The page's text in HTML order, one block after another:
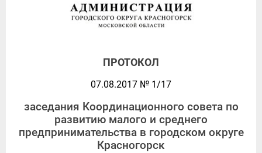
ПРОТОКОЛ
07.08.2017 № 1/17
заседания Координационного совета по
развитию малого и среднего
предпринимательства в городском округе
Красногорск